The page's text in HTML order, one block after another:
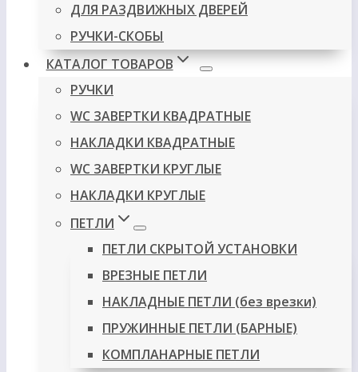
ДЛЯ РАЗДВИЖНЫХ ДВЕРЕЙ
РУЧКИ-СКОБЫ
КАТАЛОГ ТОВАРОВ
РУЧКИ
WC ЗАВЕРТКИ КВАДРАТНЫЕ
НАКЛАДКИ КВАДРАТНЫЕ
WC ЗАВЕРТКИ КРУГЛЫЕ
НАКЛАДКИ КРУГЛЫЕ
ПЕТЛИ
ПЕТЛИ СКРЫТОЙ УСТАНОВКИ
ВРЕЗНЫЕ ПЕТЛИ
НАКЛАДНЫЕ ПЕТЛИ (без врезки)
ПРУЖИННЫЕ ПЕТЛИ (БАРНЫЕ)
КОМПЛАНАРНЫЕ ПЕТЛИ